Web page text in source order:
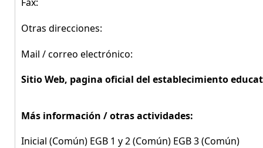
Otras direcciones:
Mail / correo electrónico:
Sitio Web, pagina oficial del establecimiento
Más información / otras actividades:
Inicial (Común) EGB 1 y 2 (Común) EGB 3 (Común)